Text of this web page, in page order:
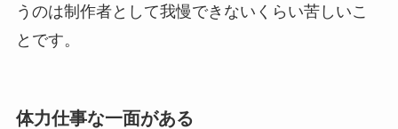
うのは制作者として我慢できないくらい苦しいこ
とです。
体力仕事な一面がある